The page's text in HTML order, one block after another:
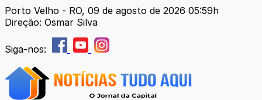
Porto Velho - RO, 09 de agosto de 2026 05:59h
Direção: Osmar Silva
Siga-nos: